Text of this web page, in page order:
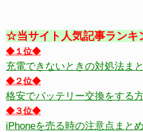
☆当サイト人気記事ラン
◆１位◆
充電できないときの対処法ま
◆２位◆
格安でバッテリー交換をする
◆３位◆
iPhoneを売る時の注意点まとめ